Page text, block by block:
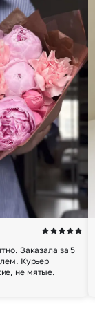
Заказала за 5
Курьер
не мятые.